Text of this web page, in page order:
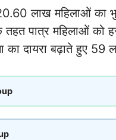
लाख महिलाओं का
पात्र महिलाओं को
का दायरा बढ़ाते हुए 59